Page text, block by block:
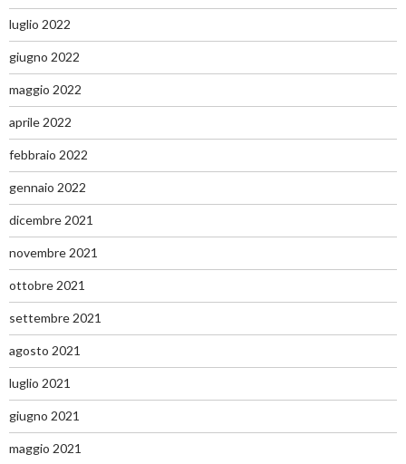
luglio 2022
giugno 2022
maggio 2022
aprile 2022
febbraio 2022
gennaio 2022
dicembre 2021
novembre 2021
ottobre 2021
settembre 2021
agosto 2021
luglio 2021
giugno 2021
maggio 2021